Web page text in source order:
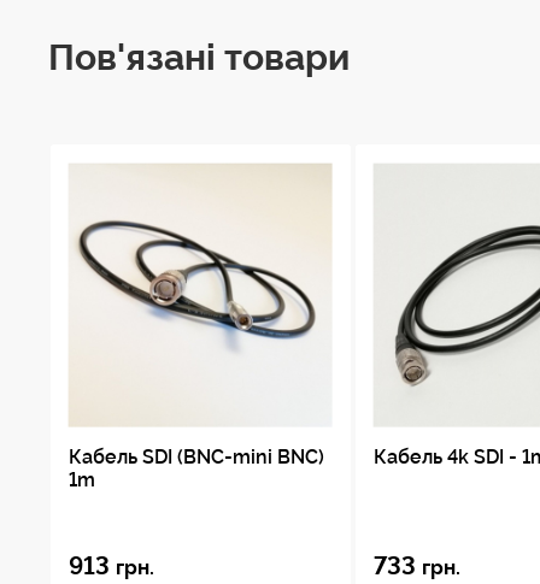
Пов'язані товари
Кабель SDI (BNC-mini BNC)
1m
913 грн.
Кабель 4k SDI -
733 грн.